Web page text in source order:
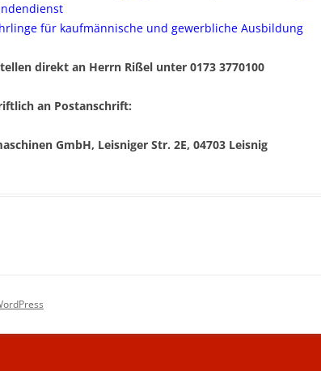
für kaufmännische und gewerbliche Ausbildung
direkt an Herrn Rißel unter 0173 3770100
an Postanschrift:
GmbH, Leisniger Str. 2E, 04703 Leisnig